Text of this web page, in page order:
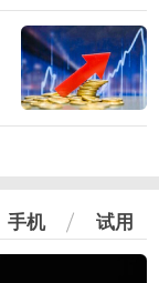
手机 试用